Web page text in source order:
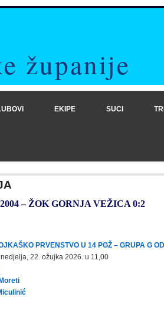
županije
EKIPE SUCI
– ŽOK GORNJA VEŽICA0:2
PRVENSTVO U 14 PGŽ – GRUPA G
nedjelja, 22. ožujka 2026. u 11,00